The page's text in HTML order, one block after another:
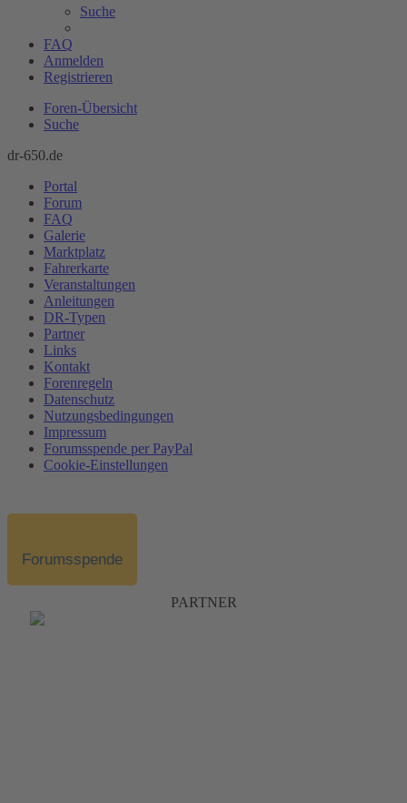
Suche
FAQ
Anmelden
Registrieren
Foren-Übersicht
Suche
dr-650.de
Portal
Forum
FAQ
Galerie
Marktplatz
Fahrerkarte
Veranstaltungen
Anleitungen
DR-Typen
Partner
Links
Kontakt
Forenregeln
Datenschutz
Nutzungsbedingungen
Impressum
Forumsspende per PayPal
Cookie-Einstellungen
Forumsspende
PARTNER